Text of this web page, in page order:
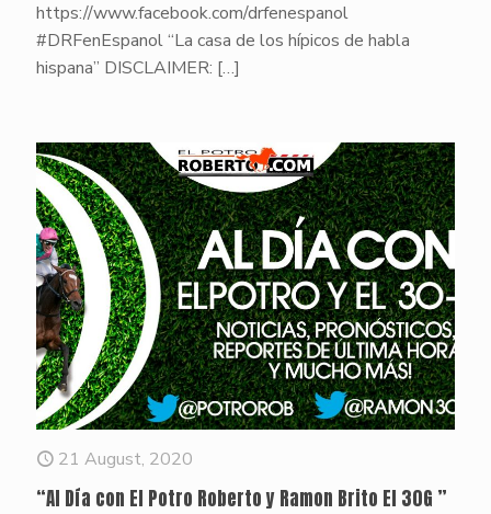
https://www.facebook.com/drfenespanol
#DRFenEspanol “La casa de los hípicos de habla
hispana” DISCLAIMER: […]
21 August, 2020
“Al Día con El Potro Roberto y Ramon Brito El 30G ”